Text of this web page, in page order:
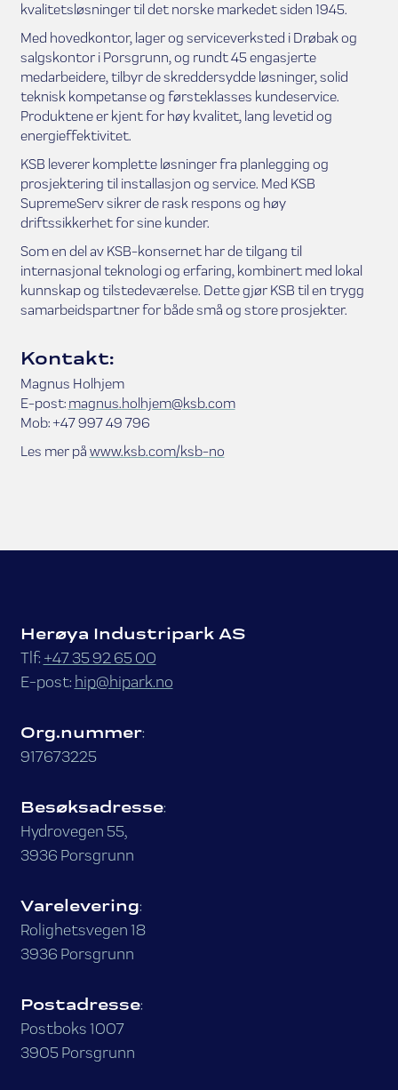
kvalitetsløsninger til det norske markedet siden 1945.
Med hovedkontor, lager og serviceverksted i Drøbak og
salgskontor i Porsgrunn, og rundt 45 engasjerte
medarbeidere, tilbyr de skreddersydde løsninger, solid
teknisk kompetanse og førsteklasses kundeservice.
Produktene er kjent for høy kvalitet, lang levetid og
energieffektivitet.
KSB leverer komplette løsninger fra planlegging og
prosjektering til installasjon og service. Med KSB
SupremeServ sikrer de rask respons og høy
driftssikkerhet for sine kunder.
Som en del av KSB-konsernet har de tilgang til
internasjonal teknologi og erfaring, kombinert med lokal
kunnskap og tilstedeværelse. Dette gjør KSB til en trygg
samarbeidspartner for både små og store prosjekter.
Kontakt:
Magnus Holhjem
E-post: magnus.holhjem@ksb.com
Mob: +47 997 49 796
Les mer på www.ksb.com/ksb-no
Herøya Industripark AS
Tlf: +47 35 92 65 00
E-post: hip@hipark.no
Org.nummer:
917673225
Besøksadresse:
Hydrovegen 55,
3936 Porsgrunn
Varelevering:
Rolighetsvegen 18
3936 Porsgrunn
Postadresse:
Postboks 1007
3905 Porsgrunn